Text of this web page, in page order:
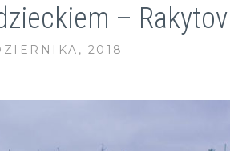
– Rakytov
2018